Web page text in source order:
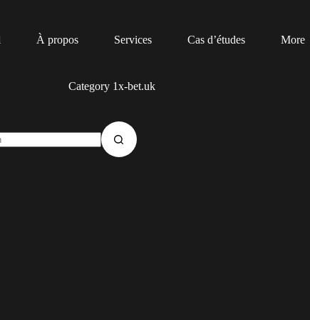
À propos Services Cas d’études More
Category1x-bet.uk